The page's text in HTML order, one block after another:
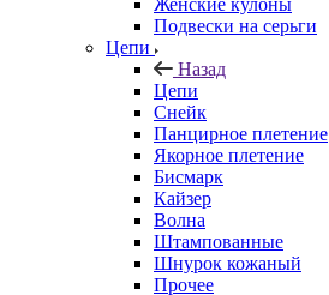
Женские кулоны
Подвески на серьги
Цепи
Назад
Цепи
Снейк
Панцирное плетение
Якорное плетение
Бисмарк
Кайзер
Волна
Штампованные
Шнурок кожаный
Прочее